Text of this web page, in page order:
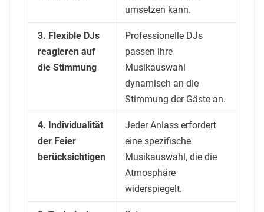
umsetzen kann.
3. Flexible DJs
reagieren auf
die Stimmung
Professionelle DJs
passen ihre
Musikauswahl
dynamisch an die
Stimmung der Gäste an.
4. Individualität
der Feier
berücksichtigen
Jeder Anlass erfordert
eine spezifische
Musikauswahl, die die
Atmosphäre
widerspiegelt.